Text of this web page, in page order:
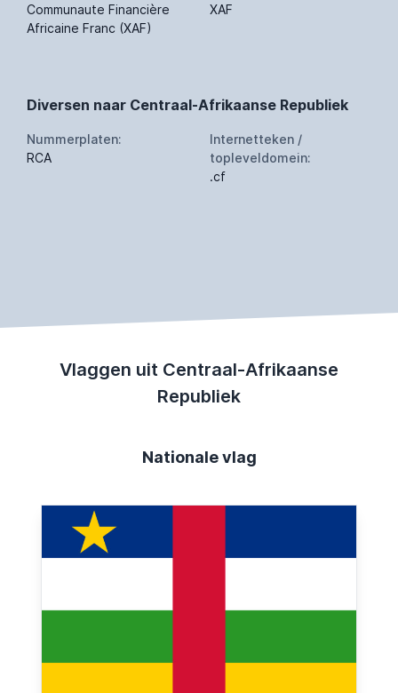
Communaute Financière
Africaine Franc (XAF)
XAF
Diversen naar Centraal-Afrikaanse Republiek
Nummerplaten:
RCA
Internetteken /
topleveldomein:
.cf
Vlaggen uit Centraal-Afrikaanse
Republiek
Nationale vlag